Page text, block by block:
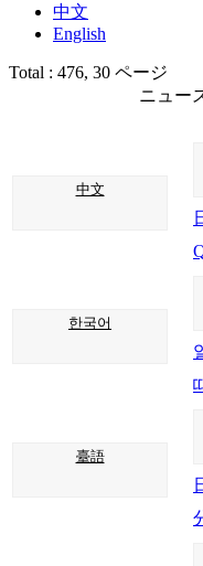
中文
English
Total : 476, 30 ページ
ニュー
中文
한국어
臺語